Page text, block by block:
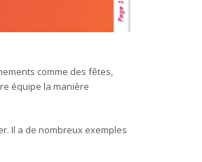
comme des fêtes,
équipe la manière
Il a de nombreux exemples